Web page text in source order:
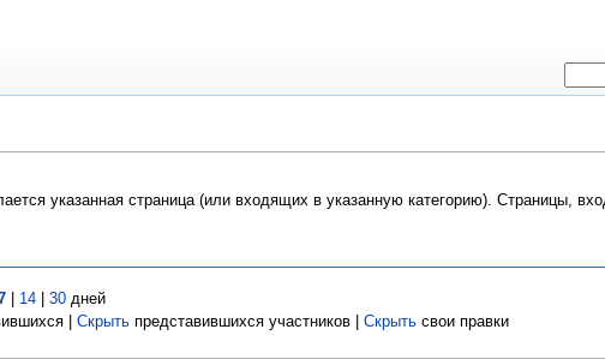
указанная страница (или входящих в указанную категорию). Страницы,
| 14| 30дней
| Скрытьпредставившихся участников | Скрытьсвои правки